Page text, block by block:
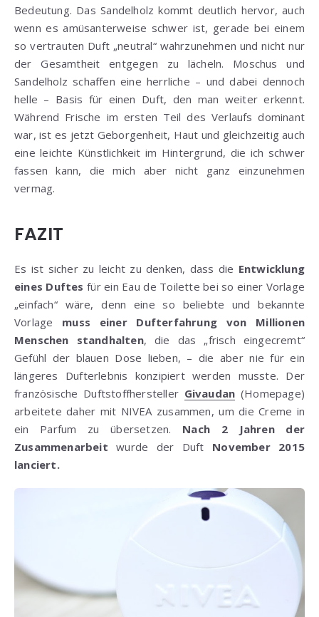
Bedeutung. Das Sandelholz kommt deutlich hervor, auch
wenn es amüsanterweise schwer ist, gerade bei einem
so vertrauten Duft „neutral“ wahrzunehmen und nicht nur
der Gesamtheit entgegen zu lächeln. Moschus und
Sandelholz schaffen eine herrliche – und dabei dennoch
helle – Basis für einen Duft, den man weiter erkennt.
Während Frische im ersten Teil des Verlaufs dominant
war, ist es jetzt Geborgenheit, Haut und gleichzeitig auch
eine leichte Künstlichkeit im Hintergrund, die ich schwer
fassen kann, die mich aber nicht ganz einzunehmen
vermag.
FAZIT
Es ist sicher zu leicht zu denken, dass die Entwicklung
eines Duftes für ein Eau de Toilette bei so einer Vorlage
„einfach“ wäre, denn eine so beliebte und bekannte
Vorlage muss einer Dufterfahrung von Millionen
Menschen standhalten, die das „frisch eingecremt“
Gefühl der blauen Dose lieben, – die aber nie für ein
längeres Dufterlebnis konzipiert werden musste. Der
französische Duftstoffhersteller Givaudan (Homepage)
arbeitete daher mit NIVEA zusammen, um die Creme in
ein Parfum zu übersetzen. Nach 2 Jahren der
Zusammenarbeitwurde der Duft November 2015
lanciert.